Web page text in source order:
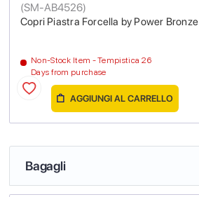
Copri Piastra Forcella by Power Bronze
(SM-AB4526)
Non-Stock Item - Tempistica 26
Days from purchase
AGGIUNGI AL CARRELLO
Bagagli